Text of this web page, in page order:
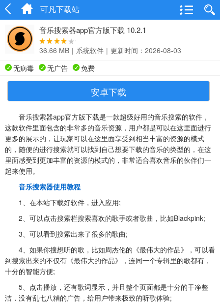
可凡下载站
音乐搜索器app官方版下载 10.2.1
36.66 MB | 系统软件 | 更新时间：2026-08-03
无病毒
无广告 免费
安卓下载
音乐搜索器app官方版下载是一款超级好用的音乐搜索的软件，
这款软件里面包含的非常多的音乐资源，用户都是可以在这里面进行
更多的展示的，让玩家可以在这里面享受到相当丰富的资源的模式
的，随便的进行搜索就可以找到自己想要下载的音乐的类型的，在这
里面感受到更加丰富的资源的模式的，非常适合喜欢音乐的伙伴们一
起来使用。
音乐搜索器使用教程
1、在本站下载好软件，进入应用;
2、可以点击搜索栏搜索喜欢的歌手或者歌曲，比如Blackpink;
3、可以看到搜索出来了很多的歌曲;
4、如果你搜想听的歌，比如周杰伦的《最伟大的作品》，可以看
到搜索出来的不仅有《最伟大的作品》，连同一个专辑里的歌都有，
十分的智能方便;
5、点击播放，还有歌词显示，并且整个页面都是十分的干净整
洁，没有乱七八糟的广告，给用户带来极致的听歌体验;